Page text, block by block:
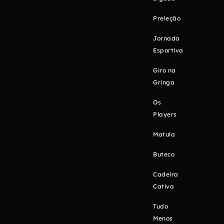
Preleção
Jornada
Esportiva
Giro na
Gringa
Os
Players
Matula
Buteco
Cadeira
Cativa
Tudo
Menos